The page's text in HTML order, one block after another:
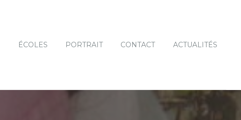
ÉCOLES PORTRAIT CONTACT ACTUALITÉS